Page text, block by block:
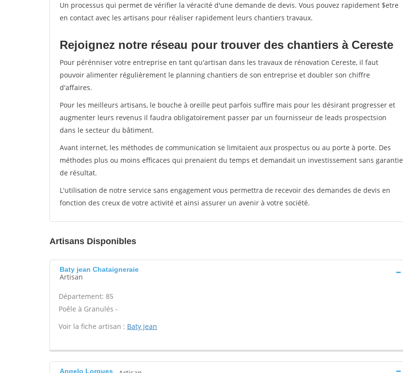
Un processus qui permet de vérifier la véracité d'une demande de devis. Vous pouvez rapidement $etre
en contact avec les artisans pour réaliser rapidement leurs chantiers travaux.
Rejoignez notre réseau pour trouver des chantiers à Cereste
Pour pérénniser votre entreprise en tant qu'artisan dans les travaux de rénovation Cereste, il faut
pouvoir alimenter régulièrement le planning chantiers de son entreprise et doubler son chiffre
d'affaires.
Pour les meilleurs artisans, le bouche à oreille peut parfois suffire mais pour les désirant progresser et
augmenter leurs revenus il faudra obligatoirement passer par un fournisseur de leads prospectsion
dans le secteur du bâtiment.
Avant internet, les méthodes de communication se limitaient aux prospectus ou au porte à porte. Des
méthodes plus ou moins efficaces qui prenaient du temps et demandait un investissement sans garantie
de résultat.
L'utilisation de notre service sans engagement vous permettra de recevoir des demandes de devis en
fonction des creux de votre activité et ainsi assurer un avenir à votre société.
Artisans Disponibles
Baty jean Chataigneraie
Artisan
Département: 85
Poêle à Granulés -
Voir la fiche artisan : Baty jean
Angelo Lorgues